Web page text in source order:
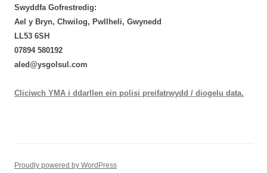
Swyddfa Gofrestredig:
Ael y Bryn, Chwilog, Pwllheli, Gwynedd
LL53 6SH
‭07894 580192‬
aled@ysgolsul.com
Cliciwch YMA i ddarllen ein polisi preifatrwydd / diogelu data.
Proudly powered by WordPress